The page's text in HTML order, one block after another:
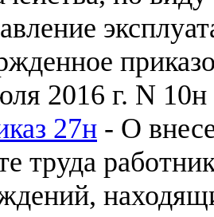
2016 г. N 10н
27н - О
труда